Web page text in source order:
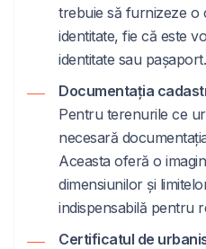
trebuie să furnizeze o
identitate, fie că este
identitate sau pașaport.
Documentația
Pentru terenurile ce
necesară
Aceasta oferă o
dimensiunilor și
indispensabilă pentru
Certificatul de